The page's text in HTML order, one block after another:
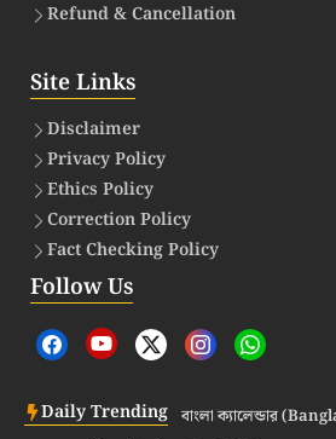
Refund & Cancellation
Site Links
Disclaimer
Privacy Policy
Ethics Policy
Correction Policy
Fact Checking Policy
Follow Us
Daily Trending বাংলা ক্যালেন্ডার